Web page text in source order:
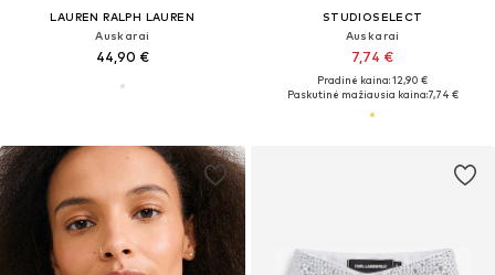
LAUREN RALPH LAUREN
Auskarai
44,90 €
STUDIOSELECT
Auskarai
7,74 €
Pradinė kaina: 12,90 €
Paskutinė mažiausia kaina:7,74 €